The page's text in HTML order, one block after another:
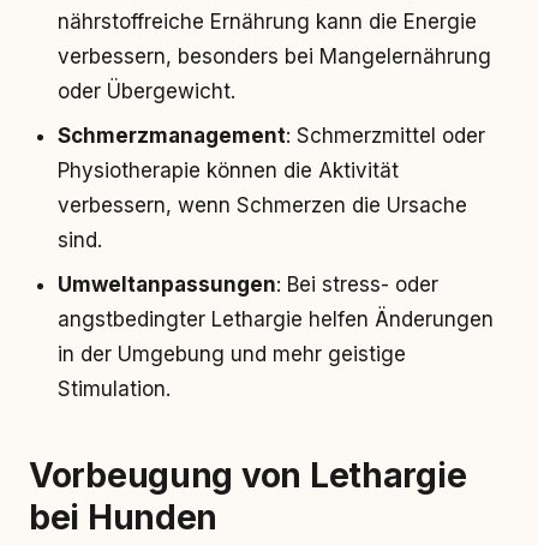
nährstoffreiche Ernährung kann die Energie
verbessern, besonders bei Mangelernährung
oder Übergewicht.
Schmerzmanagement: Schmerzmittel oder
Physiotherapie können die Aktivität
verbessern, wenn Schmerzen die Ursache
sind.
Umweltanpassungen: Bei stress- oder
angstbedingter Lethargie helfen Änderungen
in der Umgebung und mehr geistige
Stimulation.
Vorbeugung von Lethargie
bei Hunden